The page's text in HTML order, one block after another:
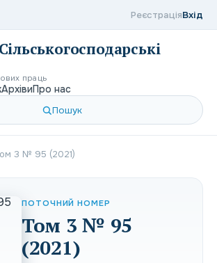
РеєстраціяВхід
праць
АрхівиПро нас
Пошук
3 № 95 (2021)
ПОТОЧНИЙ НОМЕР
Том 3 № 95
(2021)